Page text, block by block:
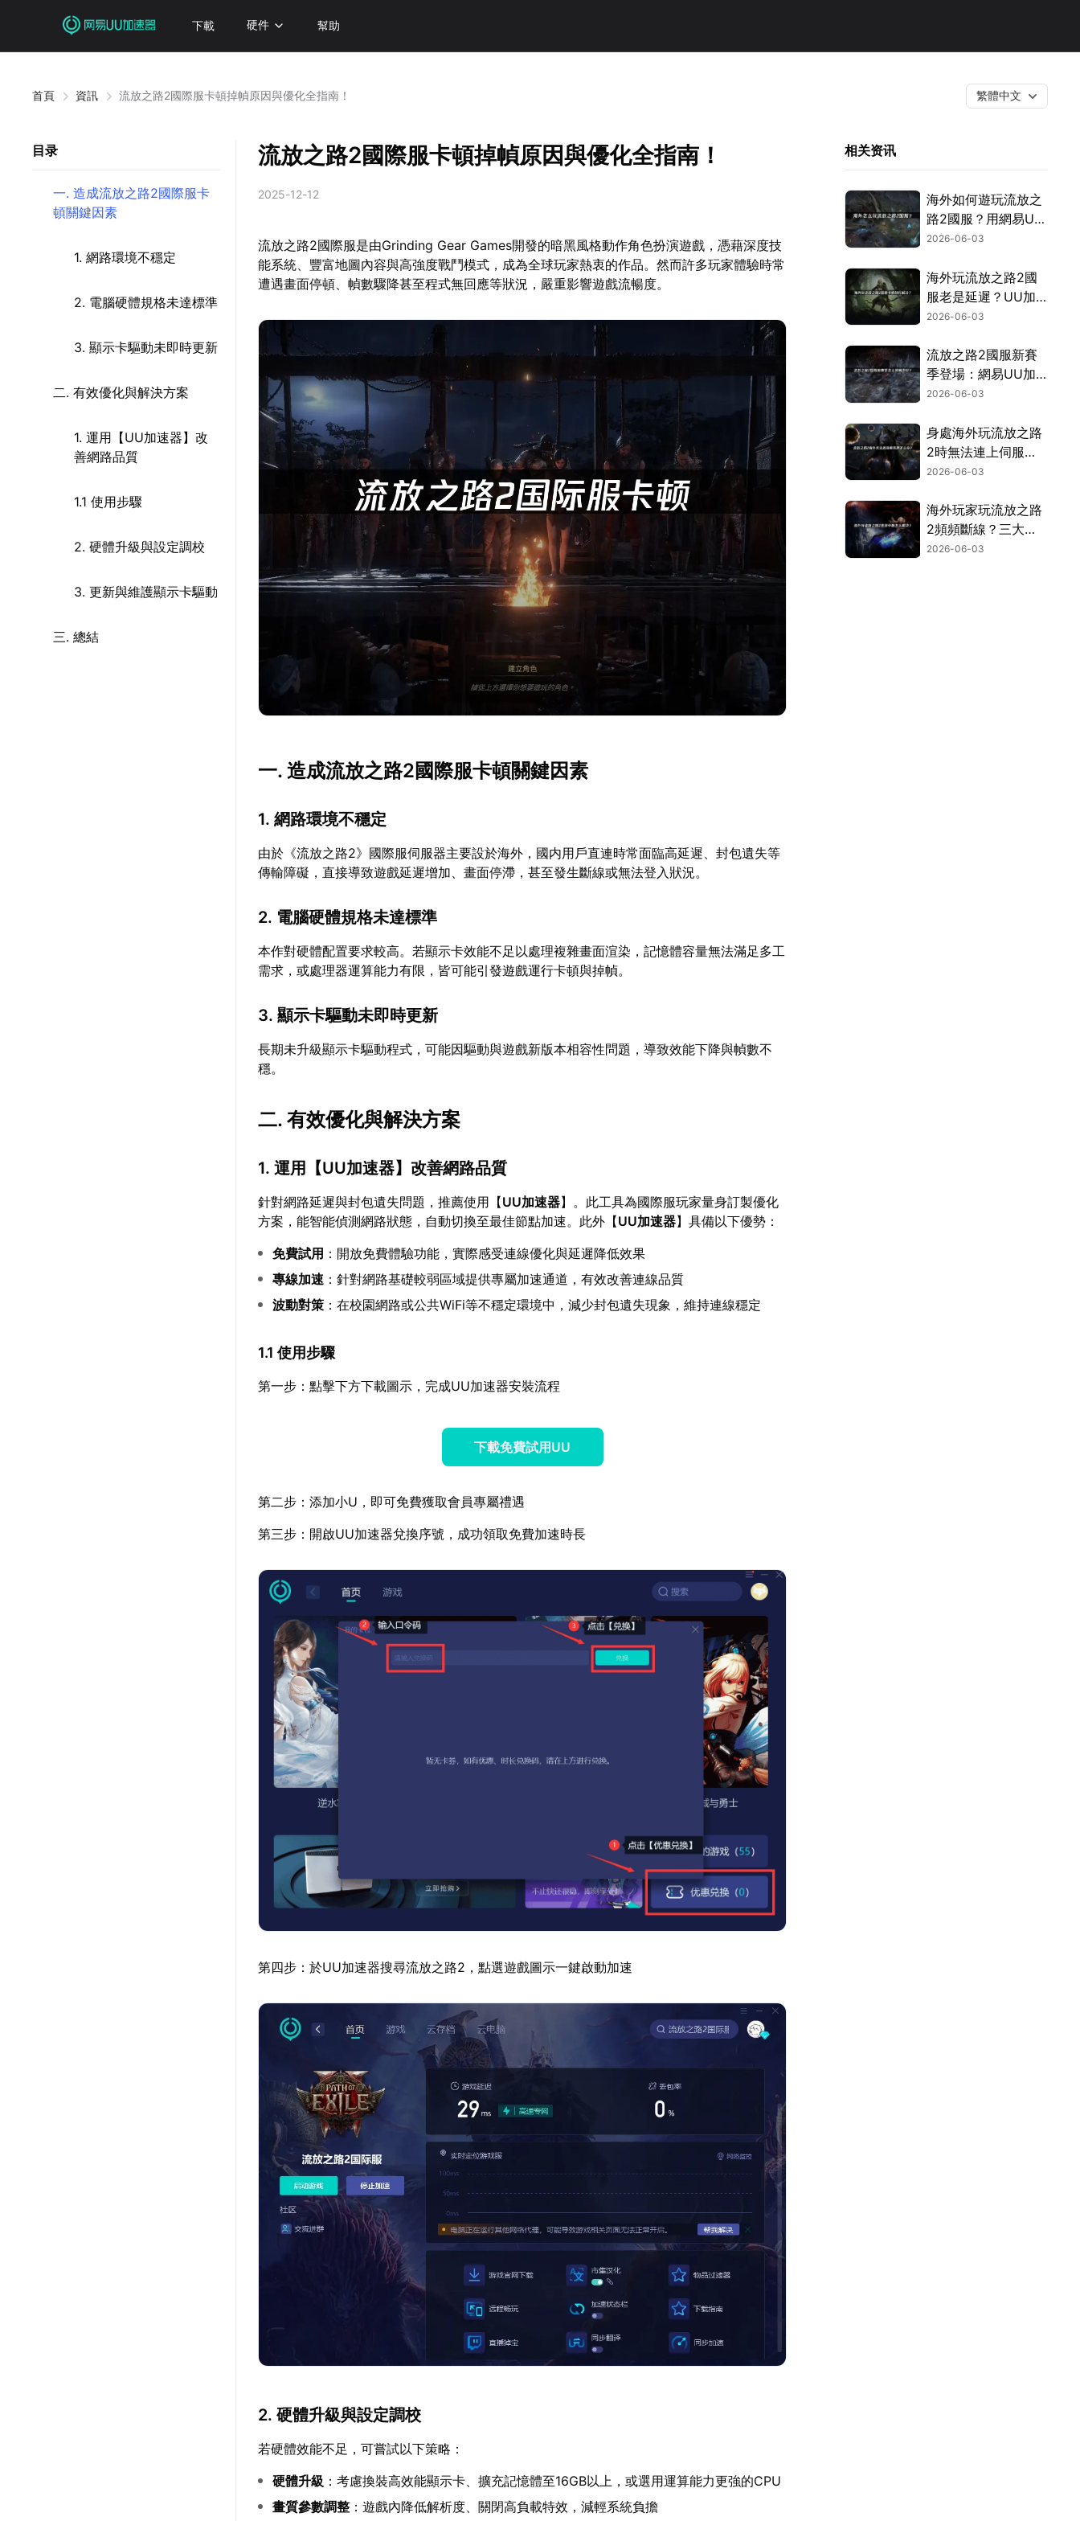
下載 硬件 幫助
首頁 資訊 流放之路2國際服卡頓掉幀原因與優化全指南！ 繁體中文
目录
一. 造成流放之路2國際服卡
頓關鍵因素
1. 網路環境不穩定
2. 電腦硬體規格未達標準
3. 顯示卡驅動未即時更新
二. 有效優化與解決方案
1. 運用【UU加速器】改
善網路品質
1.1 使用步驟
2. 硬體升級與設定調校
3. 更新與維護顯示卡驅動
三. 總結
流放之路2國際服卡頓掉幀原因與優化全指南！
2025-12-12
流放之路2國際服是由Grinding Gear Games開發的暗黑風格動作角色扮演遊戲，憑藉深度技
能系統、豐富地圖內容與高強度戰鬥模式，成為全球玩家熱衷的作品。然而許多玩家體驗時常
遭遇畫面停頓、幀數驟降甚至程式無回應等狀況，嚴重影響遊戲流暢度。
一. 造成流放之路2國際服卡頓關鍵因素
1. 網路環境不穩定
由於《流放之路2》國際服伺服器主要設於海外，國内用戶直連時常面臨高延遲、封包遺失等
傳輸障礙，直接導致遊戲延遲增加、畫面停滯，甚至發生斷線或無法登入狀況。
2. 電腦硬體規格未達標準
本作對硬體配置要求較高。若顯示卡效能不足以處理複雜畫面渲染，記憶體容量無法滿足多工
需求，或處理器運算能力有限，皆可能引發遊戲運行卡頓與掉幀。
3. 顯示卡驅動未即時更新
長期未升級顯示卡驅動程式，可能因驅動與遊戲新版本相容性問題，導致效能下降與幀數不
穩。
二. 有效優化與解決方案
1. 運用【UU加速器】改善網路品質
針對網路延遲與封包遺失問題，推薦使用【UU加速器】。此工具為國際服玩家量身訂製優化
方案，能智能偵測網路狀態，自動切換至最佳節點加速。此外【UU加速器】具備以下優勢：
免費試用 ：開放免費體驗功能，實際感受連線優化與延遲降低效果
專線加速 ：針對網路基礎較弱區域提供專屬加速通道，有效改善連線品質
波動對策 ：在校園網路或公共WiFi等不穩定環境中，減少封包遺失現象，維持連線穩定
1.1 使用步驟
第一步：點擊下方下載圖示，完成UU加速器安裝流程
下載免費試用UU
第二步：添加小U，即可免費獲取會員專屬禮遇
第三步：開啟UU加速器兌換序號，成功領取免費加速時長
第四步：於UU加速器搜尋流放之路2，點選遊戲圖示一鍵啟動加速
2. 硬體升級與設定調校
若硬體效能不足，可嘗試以下策略：
硬體升級 ：考慮換裝高效能顯示卡、擴充記憶體至16GB以上，或選用運算能力更強的CPU
畫質參數調整 ：遊戲內降低解析度、關閉高負載特效，減輕系統負擔
相关资讯
海外如何遊玩流放之
路2國服？用網易UU
加速器一鍵搞定！
2026-06-03
海外玩流放之路2國
服老是延遲？UU加
速器一鍵搞定跨國網
2026-06-03
流放之路2國服新賽
季登場：網易UU加
速器讓你暢玩不卡
2026-06-03
身處海外玩流放之路
2時無法連上伺服器
的完整解決方案！
2026-06-03
海外玩家玩流放之路
2頻頻斷線？三大主
因與終極解決對策！
2026-06-03